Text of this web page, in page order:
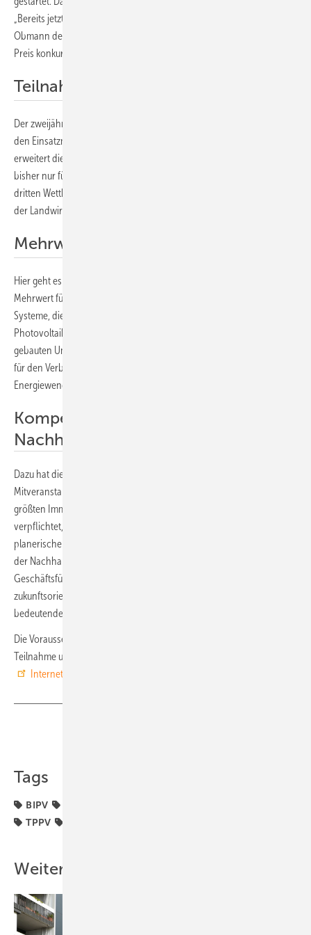
„Bereits jetzt erreichen uns viele Anfragen dazu“, sagt Hubert Fechner,
Obmann der TPPV. „Es ist absehbar, dass großartige Projekte um den
Preis konkurrieren werden.
Teilnahmekriterien erweitert
Der zweijährlich ausgerichtete Wettbewerb trägt der Innovation in
den Einsatzmöglichkeiten der Photovoltaik Rechnung. Deshalb
erweitert die TPPV die Teilnahmevoraussetzung. Gab es den Preis
bisher nur für die Nutzung von Photovoltaik in Gebäuden, können am
dritten Wettbewerb auch Projekte aus dem Verkehrsbereich und aus
der Landwirtschaft teilnehmen.
Mehrwert für die Stadt
Hier geht es auch um innovative Anlagen, die unter anderem einen
Mehrwert für die Stadt bieten können, betont Fechner mit Blick auf
Systeme, die in der Verkehrsinfrastruktur integriert werden. „Die
Photovoltaik hat den Vorteil, dass die in Kombination mit der
gebauten Umwelt eingesetzt werden kann. Dadurch bleibe der Strom
für den Verbraucher nicht mehr anonym, was die Akzeptanz der
Energiewende weiter steigert.
Kompetenzen im Dienst der
Nachhaltigkeit
Dazu hat die TPPV die Bundesimmobiliengesellschaft (BIG) als
Mitveranstalterin des diesjährigen Awards gewonnen. „Als einer der
größten Immobilieneigentümer Österreichs sehen wir uns
verpflichtet, unsere Projekte durch technologische Lösungen,
planerische Kompetenz und architektonische Qualität in den Dienst
der Nachhaltigkeit zu stellen“, betont Hans-Peter Weiss,
Geschäftsführer der BIG. „Der Award für integrierte Photovoltaik holt
zukunftsorientierte Gebäude vor den Vorhang und setzt damit einen
bedeutenden Schritt in Sachen Klimaschutz!“, erklärt er.
Die Voraussetzungen für das einreichen der Projekte, Kriterien für die
Teilnahme und einen Fahrplan des Wettbewerbs finden Sie auf der
Internetseite von PV Austria
Tags
BIPV
TPPV
Weitere Inhalte